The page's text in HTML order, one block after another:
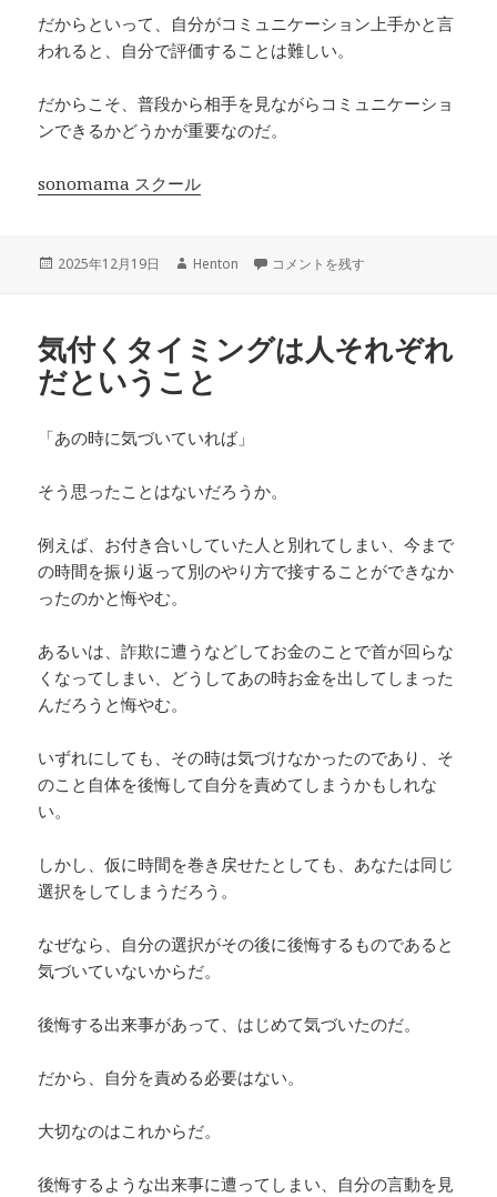
だからといって、自分がコミュニケーション上手かと言
われると、自分で評価することは難しい。
だからこそ、普段から相手を見ながらコミュニケーショ
ンできるかどうかが重要なのだ。
sonomama スクール
投
2025年12月19日
作
Henton 気づく人と気づかない人の違いって
コメントを残す
気付くタイミングは人それぞれ
だということ
「あの時に気づいていれば」
そう思ったことはないだろうか。
例えば、お付き合いしていた人と別れてしまい、今まで
の時間を振り返って別のやり方で接することができなか
ったのかと悔やむ。
あるいは、詐欺に遭うなどしてお金のことで首が回らな
くなってしまい、どうしてあの時お金を出してしまった
んだろうと悔やむ。
いずれにしても、その時は気づけなかったのであり、そ
のこと自体を後悔して自分を責めてしまうかもしれな
い。
しかし、仮に時間を巻き戻せたとしても、あなたは同じ
選択をしてしまうだろう。
なぜなら、自分の選択がその後に後悔するものであると
気づいていないからだ。
後悔する出来事があって、はじめて気づいたのだ。
だから、自分を責める必要はない。
大切なのはこれからだ。
後悔するような出来事に遭ってしまい、自分の言動を見